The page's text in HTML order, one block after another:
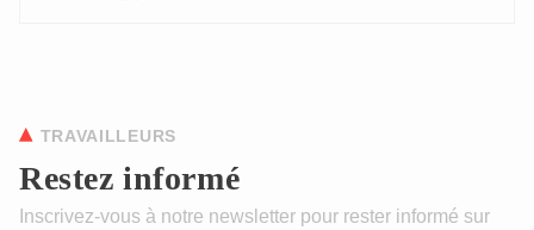
Restez informé
TRAVAILLEURS
Inscrivez-vous à notre newsletter pour rester informé sur